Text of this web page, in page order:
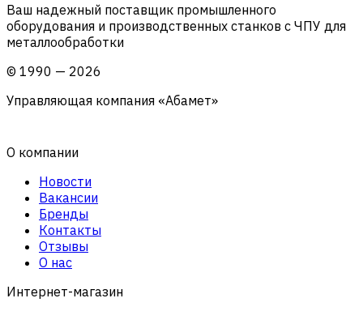
Ваш надежный поставщик промышленного
оборудования и производственных станков с ЧПУ для
металлообработки
© 1990 — 2026
Управляющая компания «Абамет»
О компании
Новости
Вакансии
Бренды
Контакты
Отзывы
О нас
Интернет-магазин